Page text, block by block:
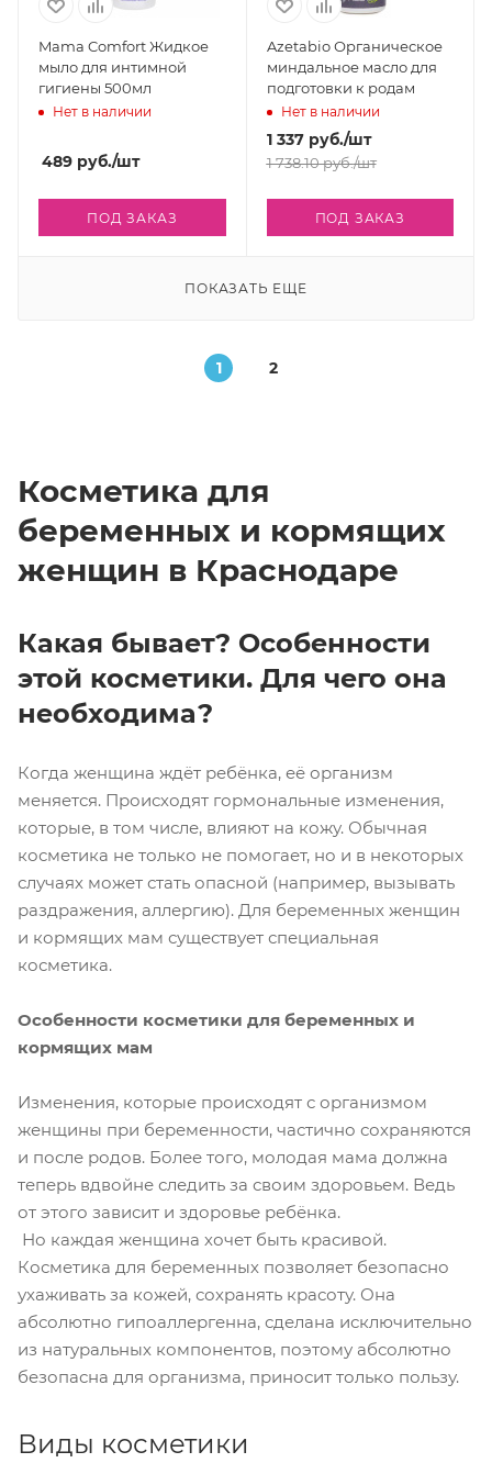
Mama Comfort Жидкое
мыло для интимной
гигиены 500мл
Нет в наличии
489 руб./шт
ПОД ЗАКАЗ
Azetabio Органическое
миндальное масло для
подготовки к родам
Нет в наличии
1 337руб./шт
1 738.10руб./шт
ПОД ЗАКАЗ
ПОКАЗАТЬ ЕЩЕ
1 2
Косметика для
беременных и кормящих
женщин в Краснодаре
Какая бывает? Особенности
этой косметики. Для чего она
необходима?
Когда женщина ждёт ребёнка, её организм
меняется. Происходят гормональные изменения,
которые, в том числе, влияют на кожу. Обычная
косметика не только не помогает, но и в некоторых
случаях может стать опасной (например, вызывать
раздражения, аллергию). Для беременных женщин
и кормящих мам существует специальная
косметика.
Особенности косметики для беременных и
кормящих мам
Изменения, которые происходят с организмом
женщины при беременности, частично сохраняются
и после родов. Более того, молодая мама должна
теперь вдвойне следить за своим здоровьем. Ведь
от этого зависит и здоровье ребёнка.
Но каждая женщина хочет быть красивой.
Косметика для беременных позволяет безопасно
ухаживать за кожей, сохранять красоту. Она
абсолютно гипоаллергенна, сделана исключительно
из натуральных компонентов, поэтому абсолютно
безопасна для организма, приносит только пользу.
Виды косметики